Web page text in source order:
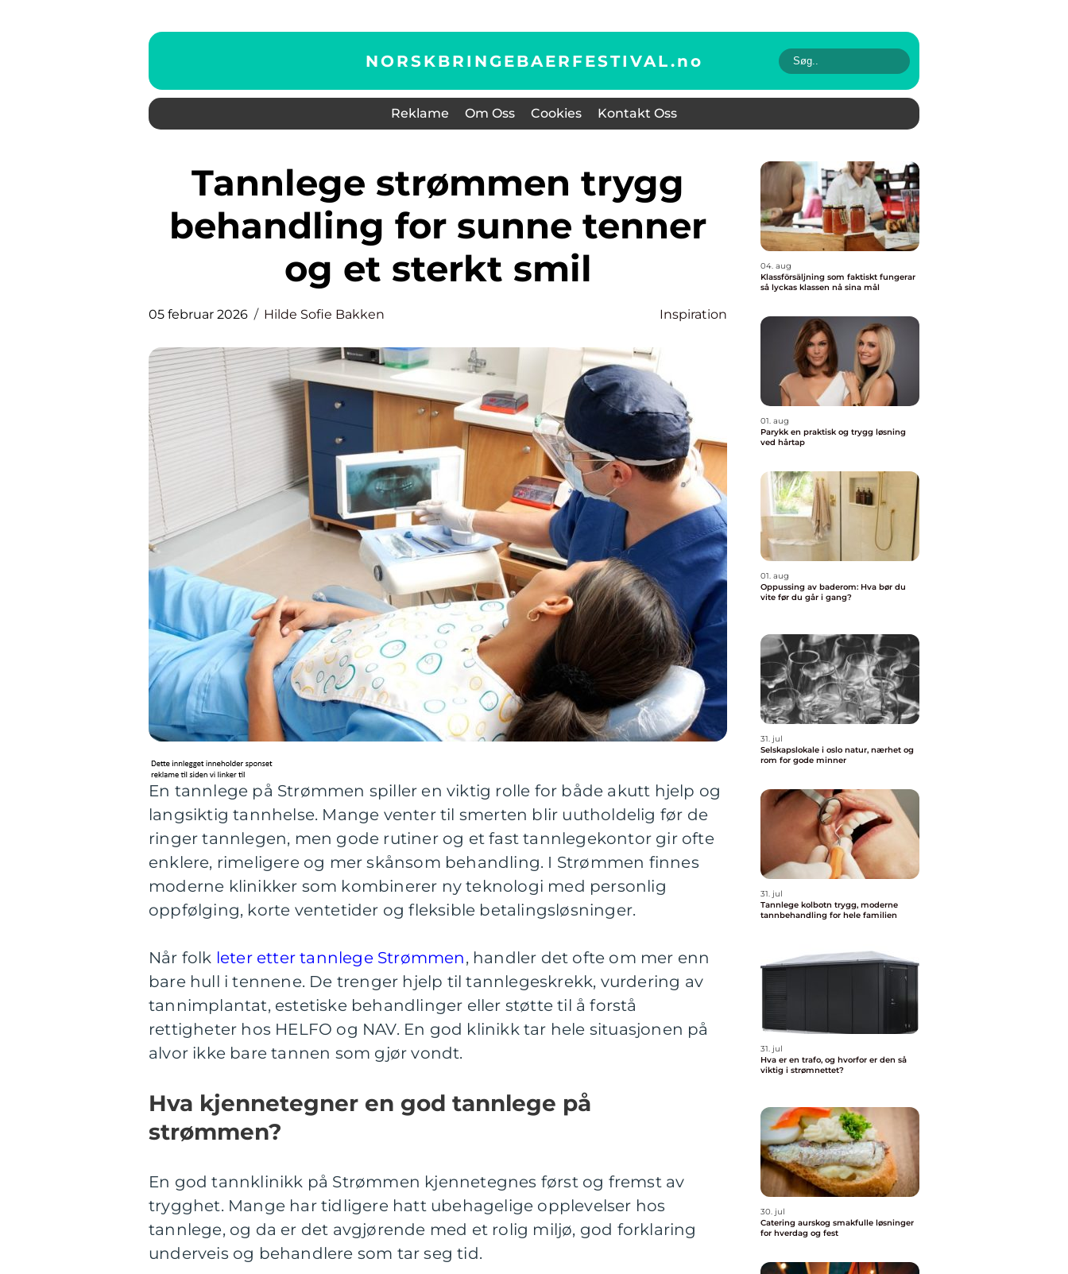
NORSKBRINGEBAERFESTIVAL.no
Reklame Om Oss Cookies Kontakt Oss
Tannlege strømmen trygg
behandling for sunne tenner
og et sterkt smil
05 februar 2026 Hilde Sofie Bakken Inspiration
En tannlege på Strømmen spiller en viktig rolle for både akutt hjelp og
langsiktig tannhelse. Mange venter til smerten blir uutholdelig før de
ringer tannlegen, men gode rutiner og et fast tannlegekontor gir ofte
enklere, rimeligere og mer skånsom behandling. I Strømmen finnes
moderne klinikker som kombinerer ny teknologi med personlig
oppfølging, korte ventetider og fleksible betalingsløsninger.
Når folk leter etter tannlege Strømmen, handler det ofte om mer enn
bare hull i tennene. De trenger hjelp til tannlegeskrekk, vurdering av
tannimplantat, estetiske behandlinger eller støtte til å forstå
rettigheter hos HELFO og NAV. En god klinikk tar hele situasjonen på
alvor ikke bare tannen som gjør vondt.
Hva kjennetegner en god tannlege på
strømmen?
En god tannklinikk på Strømmen kjennetegnes først og fremst av
trygghet. Mange har tidligere hatt ubehagelige opplevelser hos
tannlege, og da er det avgjørende med et rolig miljø, god forklaring
underveis og behandlere som tar seg tid.
04. aug
Klassförsäljning som faktiskt fungerar
så lyckas klassen nå sina mål
01. aug
Parykk en praktisk og trygg løsning
ved hårtap
01. aug
Oppussing av baderom: Hva bør du
vite før du går i gang?
31. jul
Selskapslokale i oslo natur, nærhet og
rom for gode minner
31. jul
Tannlege kolbotn trygg, moderne
tannbehandling for hele familien
31. jul
Hva er en trafo, og hvorfor er den så
viktig i strømnettet?
30. jul
Catering aurskog smakfulle løsninger
for hverdag og fest